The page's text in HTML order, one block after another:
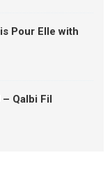
Pour Elle with
Qalbi Fil